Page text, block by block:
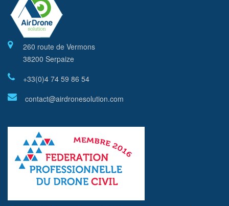
260 route de Vermons
38200 Serpaize
+33(0)4 74 59 86 54
contact@airdronesolution.com